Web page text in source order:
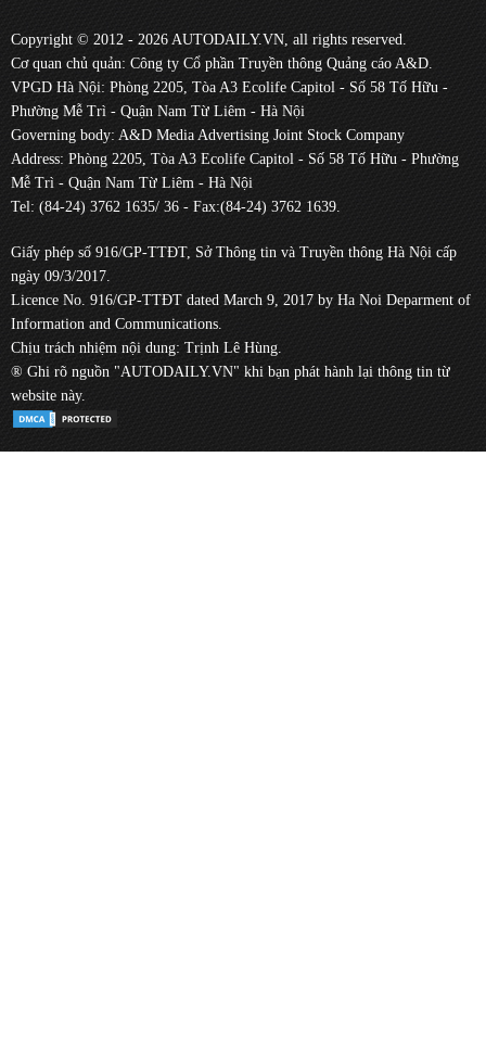
Copyright © 2012 - 2026 AUTODAILY.VN, all rights reserved.
Cơ quan chủ quản: Công ty Cổ phần Truyền thông Quảng cáo A&D.
VPGD Hà Nội: Phòng 2205, Tòa A3 Ecolife Capitol - Số 58 Tố Hữu -
Phường Mễ Trì - Quận Nam Từ Liêm - Hà Nội
Governing body: A&D Media Advertising Joint Stock Company
Address: Phòng 2205, Tòa A3 Ecolife Capitol - Số 58 Tố Hữu - Phường
Mễ Trì - Quận Nam Từ Liêm - Hà Nội
Tel: (84-24) 3762 1635/ 36 - Fax:(84-24) 3762 1639.
Giấy phép số 916/GP-TTĐT, Sở Thông tin và Truyền thông Hà Nội cấp
ngày 09/3/2017.
Licence No. 916/GP-TTĐT dated March 9, 2017 by Ha Noi Deparment of
Information and Communications.
Chịu trách nhiệm nội dung: Trịnh Lê Hùng.
® Ghi rõ nguồn "AUTODAILY.VN" khi bạn phát hành lại thông tin từ
website này.